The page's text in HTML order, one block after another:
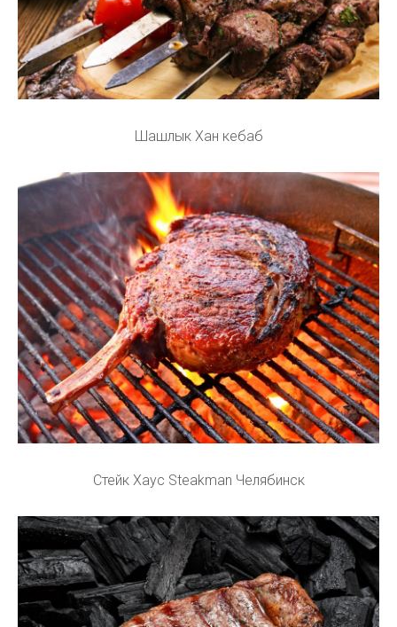
Шашлык Хан кебаб
Стейк Хаус Steakman Челябинск